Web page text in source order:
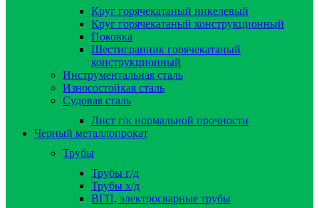
Круг горячекатаный никелевый
Круг горячекатаный конструкционный
Поковка
Шестигранник горячекатаный
конструкционный
Инструментальная сталь
Износостойкая сталь
Судовая сталь
Лист г/к нормальной прочности
Черный металлопрокат
Трубы
Трубы г/д
Трубы х/д
ВГП, электросварные трубы